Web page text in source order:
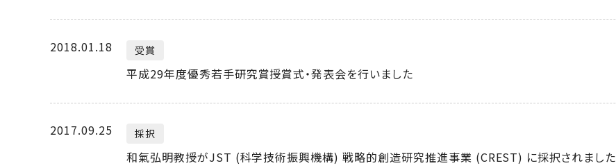
2018.01.18 受賞
平成29年度優秀若手研究賞授賞式・発表会を行いました
2017.09.25 採択
和氣弘明教授がJST (科学技術振興機構) 戦略的創造研究推進事業 (CREST) に採択されました